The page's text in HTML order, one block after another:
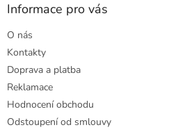
Informace pro vás
O nás
Kontakty
Doprava a platba
Reklamace
Hodnocení obchodu
Odstoupení od smlouvy